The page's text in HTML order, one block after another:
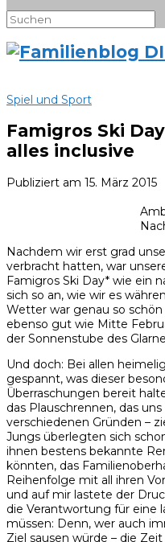
Spiel und Sport
Famigros Ski
alles inclusive
Publiziert am 15. März 2015
Nachdem wir erst grad
verbracht hatten, war
Famigros Ski Day* wie ein
sich so an, wie wir es
Wetter war genau so
ebenso gut wie Mitte
der Sonnenstube des
Und doch: Bei allen
gespannt, was dieser
Überraschungen bereit
das Plauschrennen, das
verschiedenen Gründen –
Jungs überlegten sich
ihnen bestens bekannte
könnten, das
Reihenfolge mit all ihren
und auf mir lastete der
die Verantwortung für eine
müssen: Denn, wer auch
Ziel sausen würde – die